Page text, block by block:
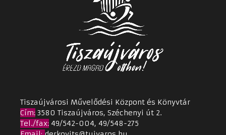
Tiszaújvárosi Művelődési Központ és Könyvtár
Cím: 3580 Tiszaújváros, Széchenyi út 2.
Tel./fax: 49/542-004, 49/548-275